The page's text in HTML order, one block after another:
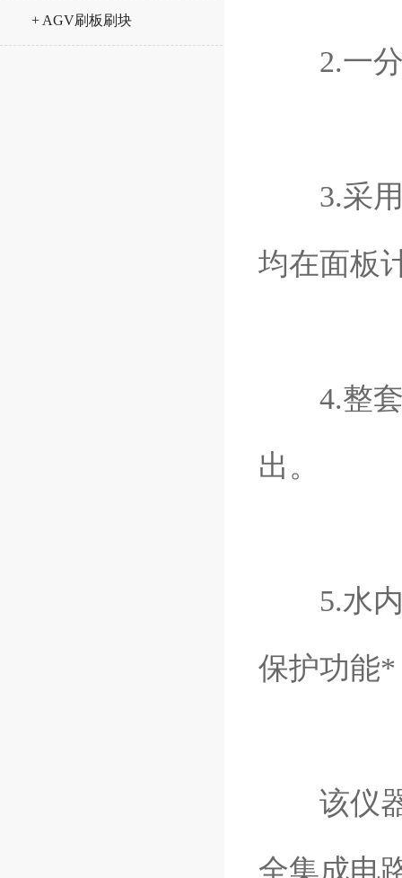
+ AGV刷板刷块
2.一分
3.采用
均在面板
4.整套
出。
5.水内
保护功能
该仪器
全集成电